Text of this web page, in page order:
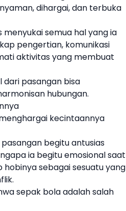
dihargai, dan terbuka
semua hal yang ia
pengertian, komunikasi
aktivitas yang membuat
dari pasangan bisa
hubungan.
kecintaannya
begitu antusias
ia begitu emosional saat
sebagai sesuatu yang
sepak bola adalah salah